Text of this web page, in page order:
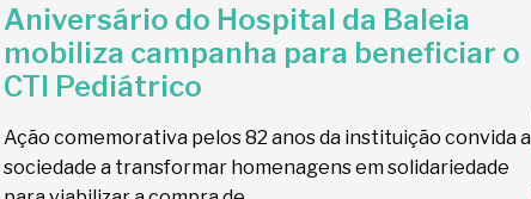
Aniversário do Hospital da Baleia
mobiliza campanha para beneficiar o
CTI Pediátrico
Ação comemorativa pelos 82 anos da instituição convida a
sociedade a transformar homenagens em solidariedade